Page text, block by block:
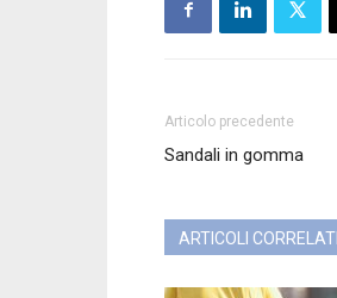
Articolo precedente
Sandali in gomma
ARTICOLI CORRELATI